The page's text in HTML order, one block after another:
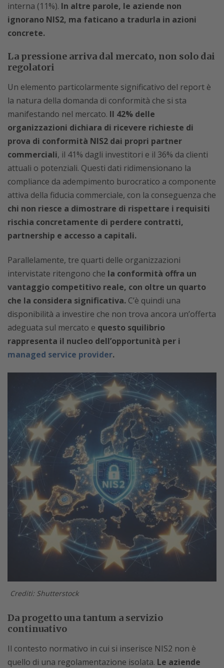
interna (11%). In altre parole, le aziende non
ignorano NIS2, ma faticano a tradurla in azioni
concrete.
La pressione arriva dal mercato, non solo dai
regolatori
Un elemento particolarmente significativo del report è
la natura della domanda di conformità che si sta
manifestando nel mercato. Il 42% delle
organizzazioni dichiara di ricevere richieste di
prova di conformità NIS2 dai propri partner
commerciali, il 41% dagli investitori e il 36% da clienti
attuali o potenziali. Questi dati ridimensionano la
compliance da adempimento burocratico a componente
attiva della fiducia commerciale, con la conseguenza che
chi non riesce a dimostrare di rispettare i requisiti
rischia concretamente di perdere contratti,
partnership e accesso a capitali.
Parallelamente, tre quarti delle organizzazioni
intervistate ritengono che la conformità offra un
vantaggio competitivo reale, con oltre un quarto
che la considera significativa. C’è quindi una
disponibilità a investire che non trova ancora un’offerta
adeguata sul mercato e questo squilibrio
rappresenta il nucleo dell’opportunità per i
managed service provider.
Crediti: Shutterstock
Da progetto una tantum a servizio
continuativo
Il contesto normativo in cui si inserisce NIS2 non è
quello di una regolamentazione isolata. Le aziende